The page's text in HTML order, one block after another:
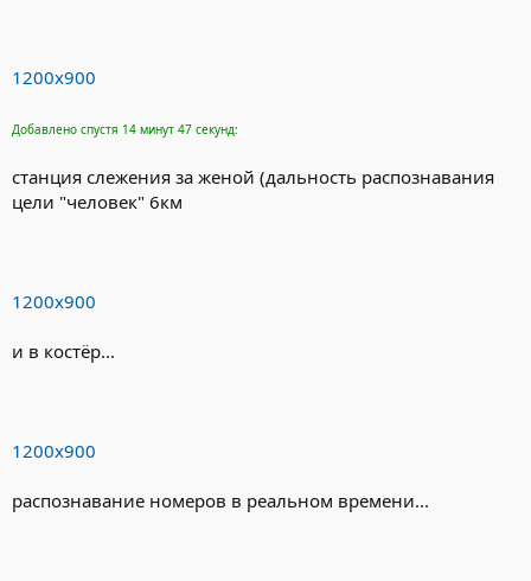
1200х900
Добавлено спустя 14 минут 47 секунд:
станция слежения за женой (дальность распознавания
цели "человек" 6км
1200х900
и в костёр...
1200х900
распознавание номеров в реальном времени...